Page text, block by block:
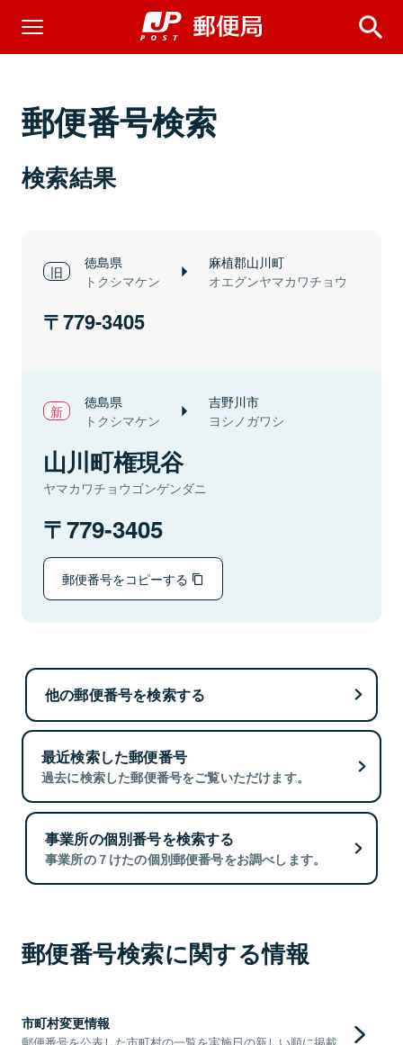
郵便番号検索
検索結果
徳島県
トクシマケン
麻植郡山川町
オエグンヤマカワチョウ
779-3405
徳島県
トクシマケン
吉野川市
ヨシノガワシ
山川町権現谷
ヤマカワチョウゴンゲンダニ
779-3405
郵便番号をコピーする
他の郵便番号を検索する
最近検索した郵便番号
過去に検索した郵便番号をご覧いただけます。
事業所の個別番号を検索する
事業所の７けたの個別郵便番号をお調べします。
郵便番号検索に関する情報
市町村変更情報